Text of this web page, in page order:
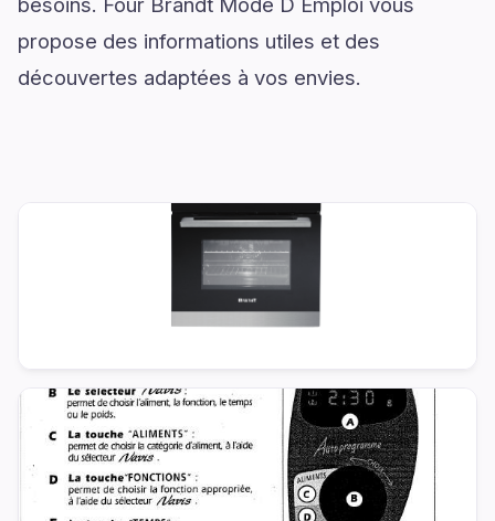
propose des informations utiles et des
découvertes adaptées à vos envies.